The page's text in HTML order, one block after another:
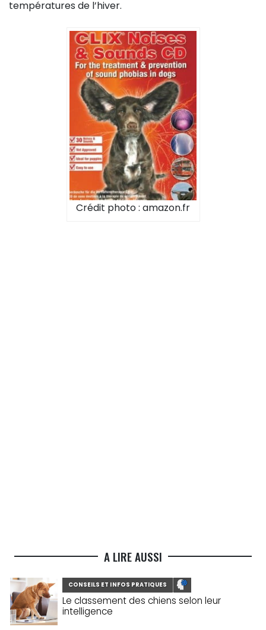
températures de l’hiver.
Crédit photo : amazon.fr
A LIRE AUSSI
CONSEILS ET INFOS PRATIQUES
Le classement des chiens selon leur
intelligence